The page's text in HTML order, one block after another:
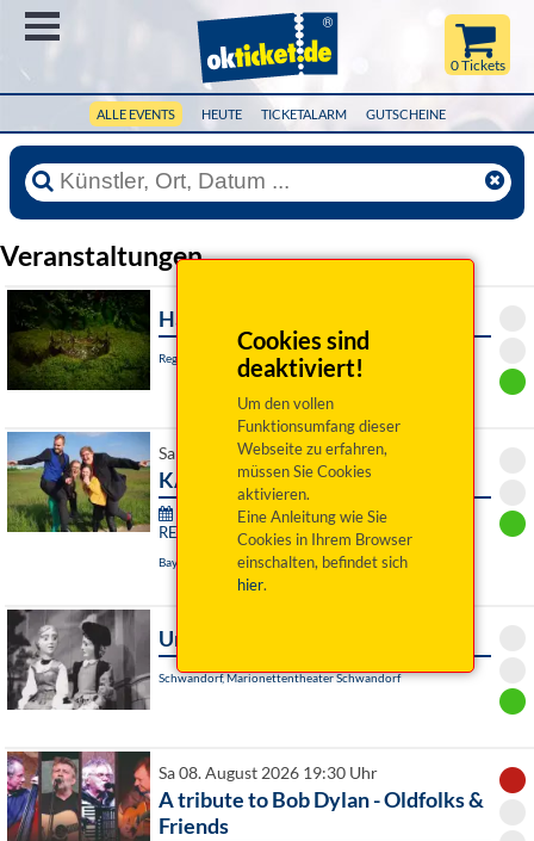
ALLE EVENTS HEUTE TICKETALARM GUTSCHEINE
0 Tickets
Cookies sind
deaktiviert!
Um den vollen
Funktionsumfang dieser
Webseite zu erfahren,
müssen Sie Cookies
aktivieren.
Eine Anleitung wie Sie
Cookies in Ihrem Browser
einschalten, befindet sich
hier.
Veranstaltungen
Hamlet
Regensburg, Akademietheater
Sa 08. August 2026 19:00 Uhr
KARMA
76. Festival junger Künstler Bayreuth -
RE:SONANZ:
Bayreuth, Das Zentrum
Undine
Schwandorf, Marionettentheater Schwandorf
Sa 08. August 2026 19:30 Uhr
A tribute to Bob Dylan - Oldfolks &
Friends